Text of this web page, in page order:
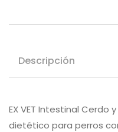
Descripción
EX VET Intestinal Cerdo
dietético para perros